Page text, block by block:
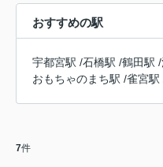
おすすめの駅
宇都宮駅 /石橋駅 /鶴田駅 /
おもちゃのまち駅 /雀宮駅
7件